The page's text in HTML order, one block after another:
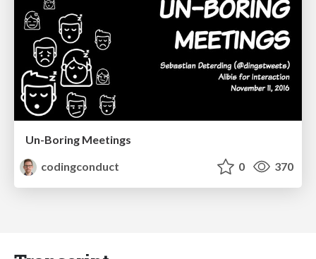
Un-Boring Meetings
codingconduct
0 370